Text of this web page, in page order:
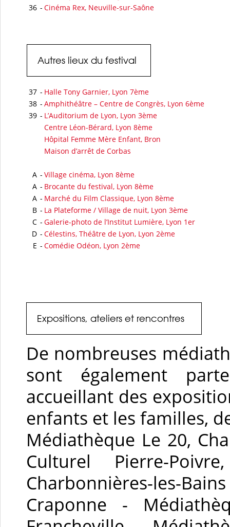
36 - Cinéma Rex, Neuville-sur-Saône
Autres lieux du festival
37 - Halle Tony Garnier, Lyon 7ème
38 - Amphithéâtre – Centre de Congrès, Lyon 6ème
39 - L’Auditorium de Lyon, Lyon 3ème
Centre Léon-Bérard, Lyon 8ème
Hôpital Femme Mère Enfant, Bron
Maison d’arrêt de Corbas
A - Village cinéma, Lyon 8ème
A - Brocante du festival, Lyon 8ème
A - Marché du Film Classique, Lyon 8ème
B - La Plateforme / Village de nuit, Lyon 3ème
C - Galerie-photo de l’Institut Lumière, Lyon 1er
D - Célestins, Théâtre de Lyon, Lyon 2ème
E - Comédie Odéon, Lyon 2ème
Expositions, ateliers et rencontres
De nombreuses
sont également
accueillant des
enfants et les familles,
Médiathèque Le 20,
Culturel Pierre-
Charbonnières-les-
Craponne -